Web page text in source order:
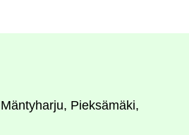
Pieksämäki,